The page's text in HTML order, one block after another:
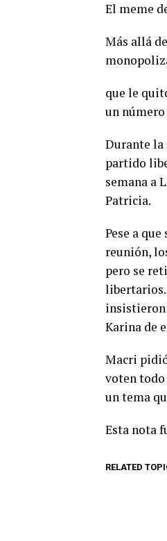
El meme
Más allá
que le
un
Durante la
partido
semana a
Patricia.
Pese a
reunión,
pero se
libertarios.
insistieron
Karina de
Macri
voten todo
un tema
Esta nota
RELATED